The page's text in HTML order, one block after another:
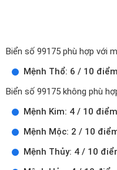
Biển số 99175 phù hợp với
Mệnh Thổ: 6 / 10 điểm
Biển số 99175 không phù
Mệnh Kim: 4 / 10 điểm
Mệnh Mộc: 2 / 10
Mệnh Thủy: 4 / 10